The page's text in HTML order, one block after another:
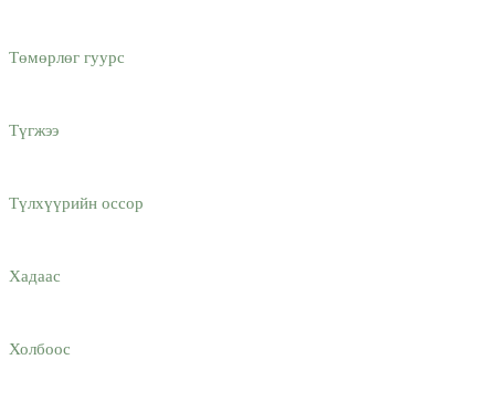
Төмөрлөг гуурс
Түгжээ
Түлхүүрийн оссор
Хадаас
Холбоос